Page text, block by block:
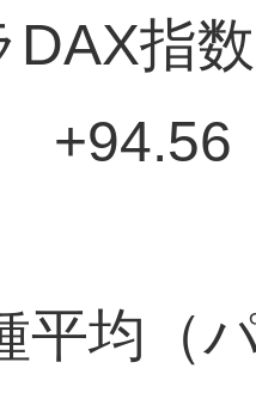
DAX指
+94.56
平均